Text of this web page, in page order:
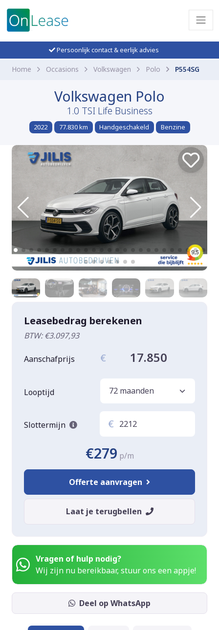
Persoonlijk contact & eerlijk advies
Home Occasions Volkswagen Polo P554SG
Volkswagen Polo
1.0 TSI Life Business
2022 77.830 km Handgeschakeld Benzine
Leasebedrag berekenen
BTW: €3.097,93
Aanschafprijs € 17.850
Looptijd
Slottermijn €
€279 p/m
Offerte aanvragen
Laat je terugbellen
Vragen of hulp nodig?
Wij zijn nu bereikbaar, stuur ons een appje!
Deel op WhatsApp